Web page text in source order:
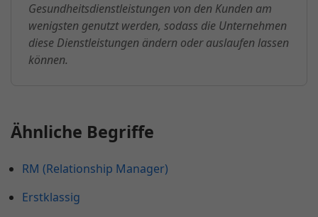
Gesundheitsdienstleistungen von den Kunden am
wenigsten genutzt werden, sodass die Unternehmen
diese Dienstleistungen ändern oder auslaufen lassen
können.
Ähnliche Begriffe
RM (Relationship Manager)
Erstklassig